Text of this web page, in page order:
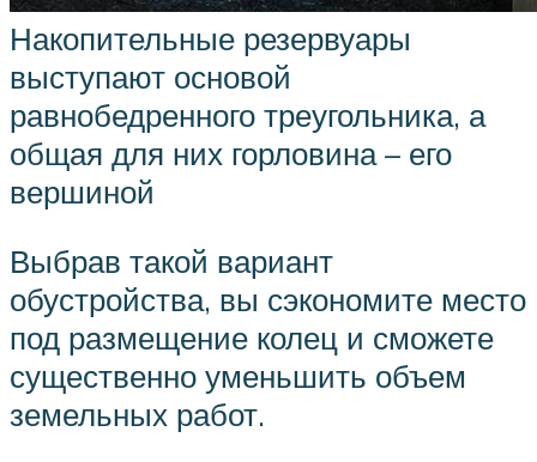
Накопительные резервуары
выступают основой
равнобедренного треугольника, а
общая для них горловина – его
вершиной
Выбрав такой вариант
обустройства, вы сэкономите место
под размещение колец и сможете
существенно уменьшить объем
земельных работ.